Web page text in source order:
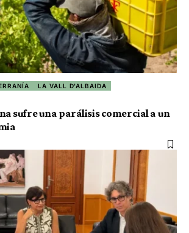
LA VALL D'ALBAIDA
sufre una parálisis comercial a un